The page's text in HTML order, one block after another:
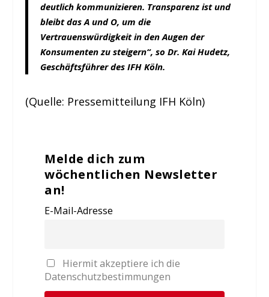
deutlich kommunizieren. Transparenz ist und
bleibt das A und O, um die
Vertrauenswürdigkeit in den Augen der
Konsumenten zu steigern“, so Dr. Kai Hudetz,
Geschäftsführer des IFH Köln.
(Quelle: Pressemitteilung IFH Köln)
Melde dich zum
wöchentlichen Newsletter
an!
E-Mail-Adresse
Hiermit akzeptiere ich die
Datenschutzbestimmungen